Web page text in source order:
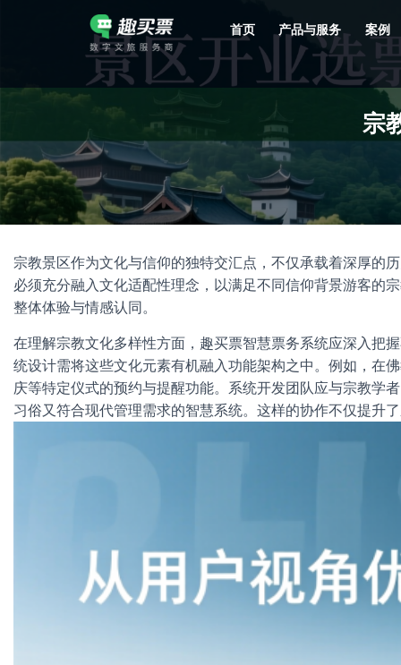
首页 产品与服务 案例
宗
宗教景区作为文化与信仰的独特交汇点，不仅承载着深厚的
必须充分融入文化适配性理念，以满足不同信仰背景游客的
整体体验与情感认同。
在理解宗教文化多样性方面，趣买票智慧票务系统应深入把
统设计需将这些文化元素有机融入功能架构之中。例如，在
庆等特定仪式的预约与提醒功能。系统开发团队应与宗教学
习俗又符合现代管理需求的智慧系统。这样的协作不仅提升